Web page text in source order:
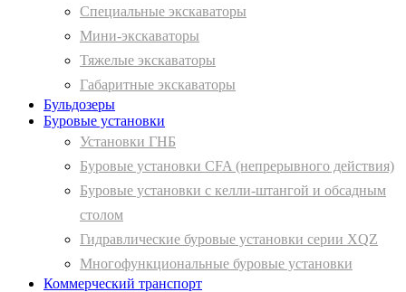
Специальные экскаваторы
Мини-экскаваторы
Тяжелые экскаваторы
Габаритные экскаваторы
Бульдозеры
Буровые установки
Установки ГНБ
Буровые установки CFA (непрерывного действия)
Буровые установки с келли-штангой и обсадным
столом
Гидравлические буровые установки серии XQZ
Многофункциональные буровые установки
Коммерческий транспорт